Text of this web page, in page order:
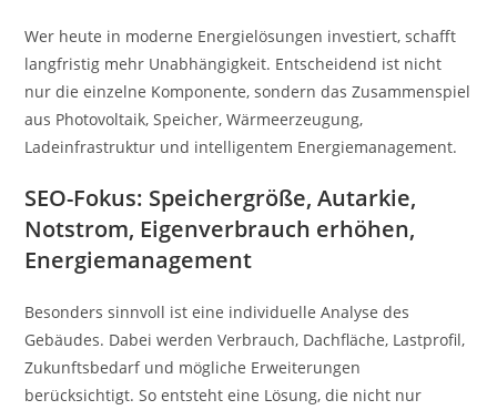
Wer heute in moderne Energielösungen investiert, schafft
langfristig mehr Unabhängigkeit. Entscheidend ist nicht
nur die einzelne Komponente, sondern das Zusammenspiel
aus Photovoltaik, Speicher, Wärmeerzeugung,
Ladeinfrastruktur und intelligentem Energiemanagement.
SEO-Fokus: Speichergröße, Autarkie,
Notstrom, Eigenverbrauch erhöhen,
Energiemanagement
Besonders sinnvoll ist eine individuelle Analyse des
Gebäudes. Dabei werden Verbrauch, Dachfläche, Lastprofil,
Zukunftsbedarf und mögliche Erweiterungen
berücksichtigt. So entsteht eine Lösung, die nicht nur